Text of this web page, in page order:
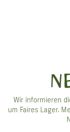
Wir informieren
um Faires Lager.